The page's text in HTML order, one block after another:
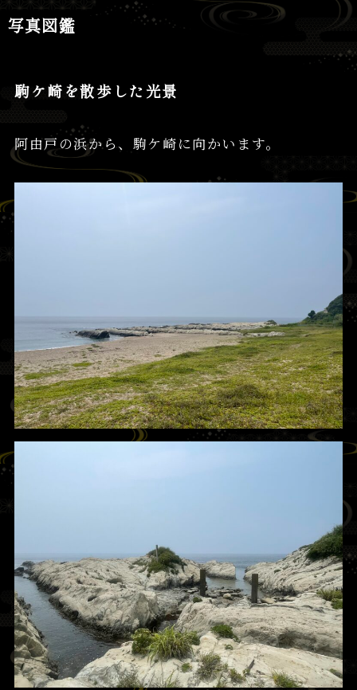
写真図鑑
駒ケ崎を散歩した光景
阿由戸の浜から、駒ケ崎に向かいます。